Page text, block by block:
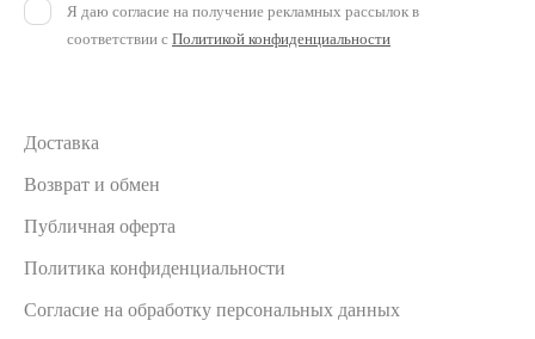
Доставка
Возврат и обмен
Публичная оферта
Политика конфиденциальности
Согласие на обработку персональных данных
Я даю согласие на получение рекламных рассылок в
соответствии с Политикой конфиденциальности